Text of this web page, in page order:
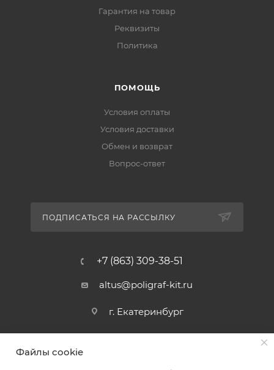
Гарантия на товар
Реквизиты
Политика
ПОМОЩЬ
Условия оплаты
Условия доставки
Обмен и возврат
Вопрос-ответ
ПОДПИСАТЬСЯ НА РАССЫЛКУ
+7 (863) 309-38-51
altus@poligraf-kit.ru
г. Екатеринбург
Файлы cookie